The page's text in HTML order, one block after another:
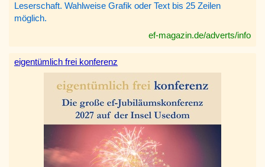
Leserschaft. Wahlweise Grafik oder Text bis 25 Zeilen
möglich.
ef-magazin.de/adverts/info
eigentümlich frei konferenz